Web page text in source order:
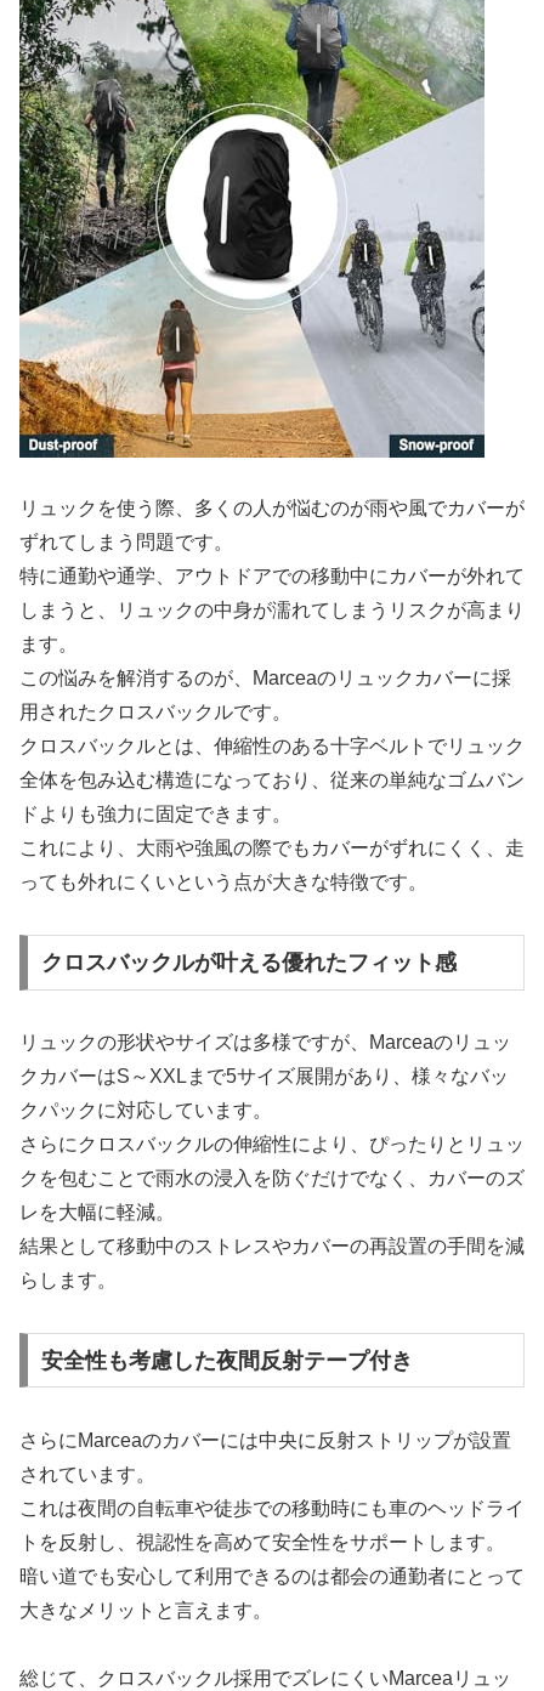
リュックを使う際、多くの人が悩むのが雨や風でカバーが
ずれてしまう問題です。
特に通勤や通学、アウトドアでの移動中にカバーが外れて
しまうと、リュックの中身が濡れてしまうリスクが高まり
ます。
この悩みを解消するのが、Marceaのリュックカバーに採
用された クロスバックルです。
クロスバックルとは、伸縮性のある十字ベルトでリュック
全体を包み込む構造になっており、従来の単純なゴムバン
ドよりも強力に固定できます。
これにより、大雨や強風の際でもカバーがずれにくく、走
っても外れにくいという点が大きな特徴です。
クロスバックルが叶える優れたフィット感
リュックの形状やサイズは多様ですが、Marceaのリュッ
クカバーはS～XXLまで5サイズ展開があり、様々なバッ
クパックに対応しています。
さらにクロスバックルの伸縮性により、ぴったりとリュッ
クを包むことで雨水の浸入を防ぐだけでなく、カバーのズ
レを大幅に軽減。
結果として移動中のストレスやカバーの再設置の手間を減
らします。
安全性も考慮した夜間反射テープ付き
さらにMarceaのカバーには中央に反射ストリップが設置
されています。
これは夜間の自転車や徒歩での移動時にも車のヘッドライ
トを反射し、視認性を高めて安全性をサポートします。
暗い道でも安心して利用できるのは都会の通勤者にとって
大きなメリットと言えます。
総じて、クロスバックル採用でズレにくいMarceaリュッ